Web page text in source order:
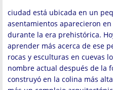
ciudad está ubicada en un
asentamientos aparecieron
durante la era prehistórica.
aprender más acerca de ese
rocas y esculturas en cuevas
nombre actual después de la
construyó en la colina más